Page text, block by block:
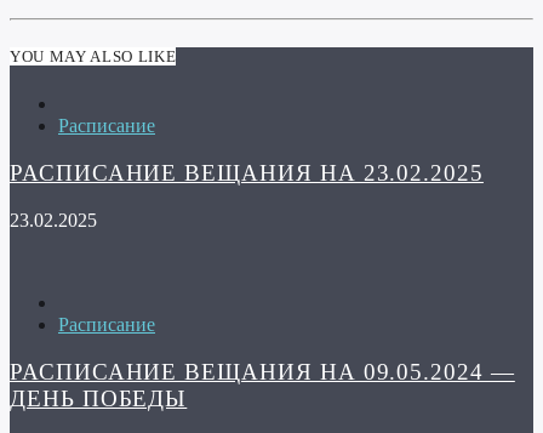
YOU MAY ALSO LIKE
Расписание
РАСПИСАНИЕ ВЕЩАНИЯ НА 23.02.2025
23.02.2025
Расписание
РАСПИСАНИЕ ВЕЩАНИЯ НА 09.05.2024 —
ДЕНЬ ПОБЕДЫ